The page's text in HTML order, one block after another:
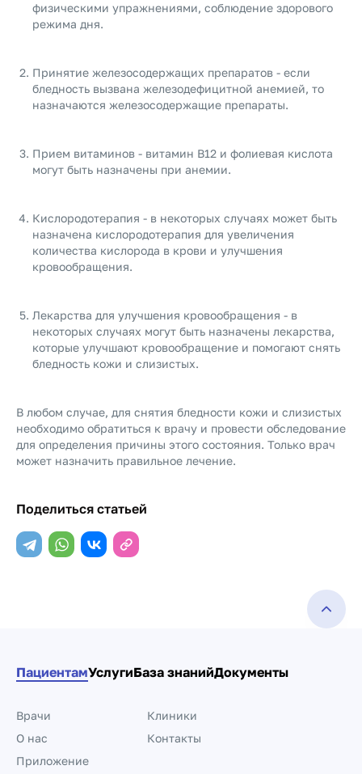
физическими упражнениями, соблюдение здорового
режима дня.
Принятие железосодержащих препаратов - если
бледность вызвана железодефицитной анемией, то
назначаются железосодержащие препараты.
Прием витаминов - витамин В12 и фолиевая кислота
могут быть назначены при анемии.
Кислородотерапия - в некоторых случаях может быть
назначена кислородотерапия для увеличения
количества кислорода в крови и улучшения
кровообращения.
Лекарства для улучшения кровообращения - в
некоторых случаях могут быть назначены лекарства,
которые улучшают кровообращение и помогают снять
бледность кожи и слизистых.
В любом случае, для снятия бледности кожи и слизистых
необходимо обратиться к врачу и провести обследование
для определения причины этого состояния. Только врач
может назначить правильное лечение.
Поделиться статьей
ПациентамУслугиБаза знанийДокументы
Врачи
Клиники
О нас
Контакты
Приложение